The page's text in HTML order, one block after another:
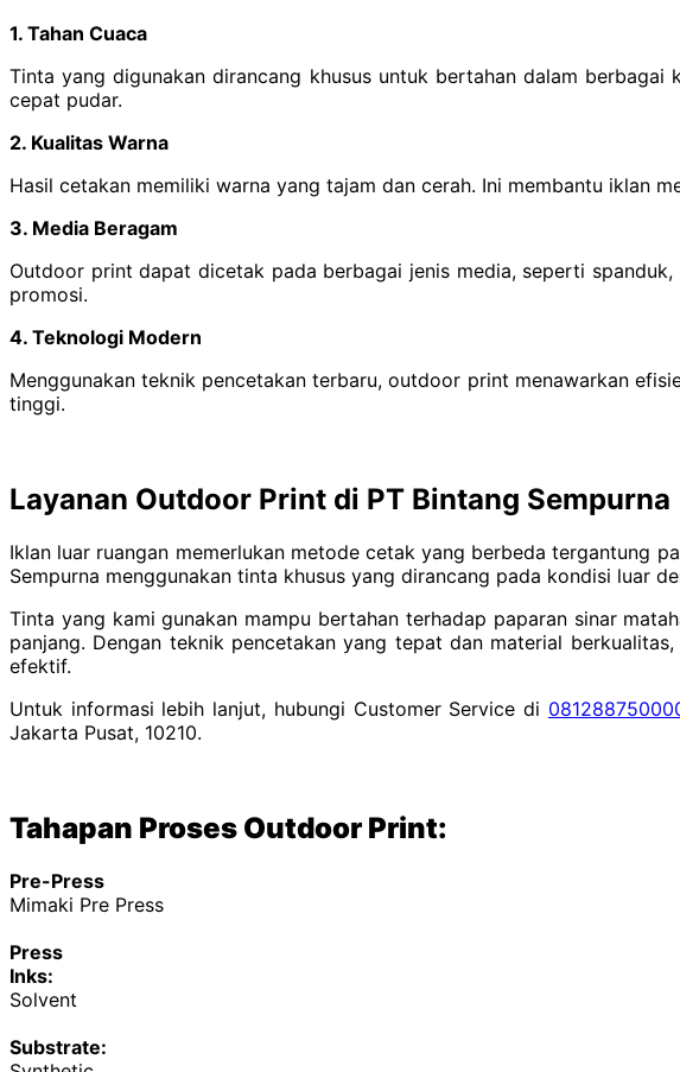
1. Tahan Cuaca
Tinta yang digunakan dirancang khusus untuk bertahan dalam
cepat pudar.
2. Kualitas Warna
Hasil cetakan memiliki warna yang tajam dan cerah. Ini membantu iklan
3. Media Beragam
Outdoor print dapat dicetak pada berbagai jenis media, seperti
promosi.
4. Teknologi Modern
Menggunakan teknik pencetakan terbaru, outdoor print menawarkan
tinggi.
Layanan Outdoor Print di PT Bintang Sempurna
Iklan luar ruangan memerlukan metode cetak yang berbeda tergantung
Sempurna menggunakan tinta khusus yang dirancang pada kondisi luar
Tinta yang kami gunakan mampu bertahan terhadap paparan sinar
panjang. Dengan teknik pencetakan yang tepat dan material
efektif.
Untuk informasi lebih lanjut, hubungi Customer Service di
Jakarta Pusat, 10210.
Tahapan Proses Outdoor Print:
Pre-Press
Mimaki Pre Press
Press
Inks:
Solvent
Substrate: